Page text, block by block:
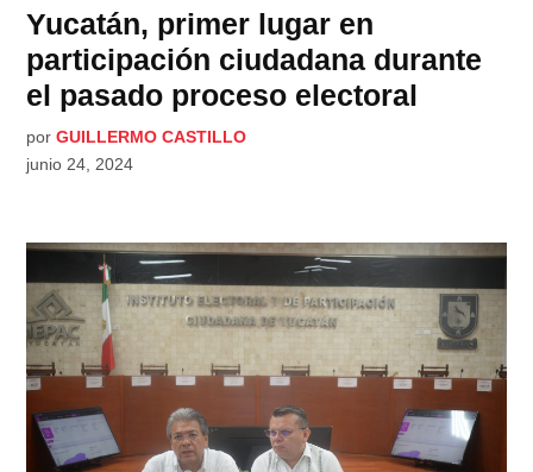
Yucatán, primer lugar en
participación ciudadana durante
el pasado proceso electoral
por GUILLERMO CASTILLO
junio 24, 2024